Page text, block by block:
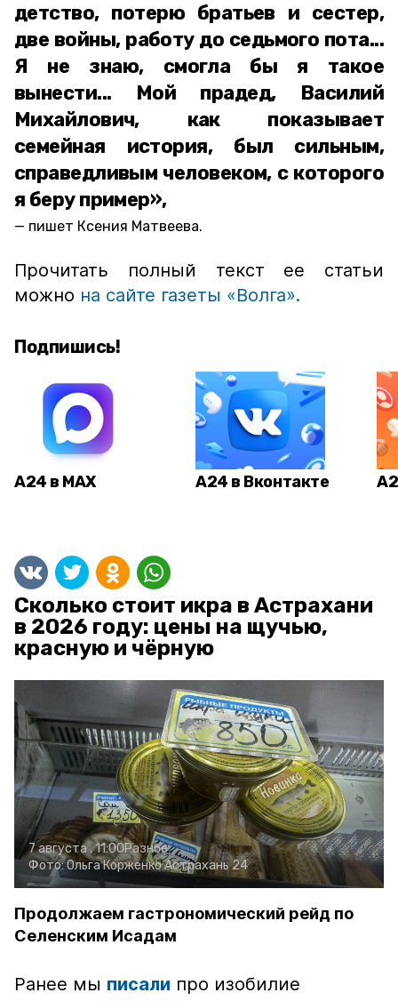
детство, потерю братьев и сестер,
две войны, работу до седьмого пота...
Я не знаю, смогла бы я такое
вынести... Мой прадед, Василий
Михайлович, как показывает
семейная история, был сильным,
справедливым человеком, с которого
я беру пример»,
пишет Ксения Матвеева.
Прочитать полный текст ее статьи
можно на сайте газеты «Волга».
Подпишись!
А24 в MAX А24 в Вконтакте
Сколько стоит икра в Астрахани
в 2026 году: цены на щучью,
красную и чёрную
7 августа , 11:00Разное
Фото:Ольга КорженкоАстрахань 24
Продолжаем гастрономический рейд по
Селенским Исадам
Ранее мы писали про изобилие